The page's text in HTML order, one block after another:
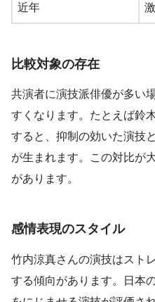
近年
比較対象の存在
共演者に演技派俳優が多い
すくなります。たとえば鈴
すると、抑制の効いた演技
が生まれます。この対比が
があります。
感情表現のスタイル
竹内涼真さんの演技はスト
する傾向があります。日本